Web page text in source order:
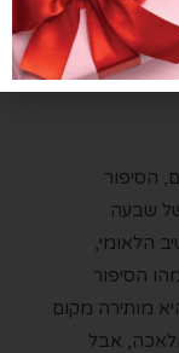
עדין מתגלגל.
תהיה
יש חטופים,
הסיפור
שבעה
הלאומי,
הסיפור
מותירה מקום
אבל